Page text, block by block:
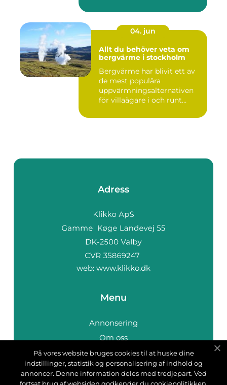
04. jun
Allt du behöver veta om
bergvärme i stockholm
Bergvärme har blivit ett av
de mest populära
uppvärmningsalternativen
för villaägare i och runt
Adress
web: www.klikko.dk
Menu
Annonsering
Om oss
Cookies
Kontakta oss
Sitemap
På vores website bruges cookies til at huske dine
indstillinger, statistik og personalisering af indhold og
annoncer. Denne information deles med tredjepart. Ved